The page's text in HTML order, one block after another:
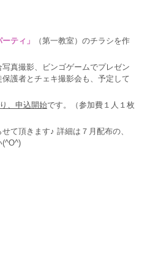
ティ」
（第一教室）のチラシを作
真撮影、ビンゴゲームでプレゼン
護者とチェキ撮影会も、予定して
、申込開始です。（参加費１人１枚
て頂きます♪ 詳細は７月配布の、
(^O^)